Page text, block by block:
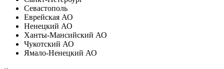
Севастополь
Еврейская АО
Ненецкий АО
Ханты-Мансийский АО
Чукотский АО
Ямало-Ненецкий АО